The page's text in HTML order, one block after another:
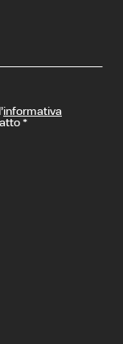
informativa
*